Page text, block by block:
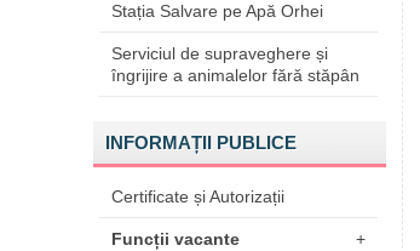
Stația Salvare pe Apă Orhei
Serviciul de supraveghere și
îngrijire a animalelor fără stăpân
INFORMAȚII PUBLICE
Certificate și Autorizații
Funcții vacante +